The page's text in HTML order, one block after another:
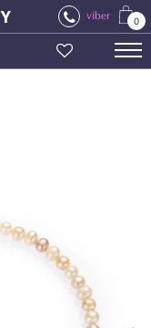
viber 0